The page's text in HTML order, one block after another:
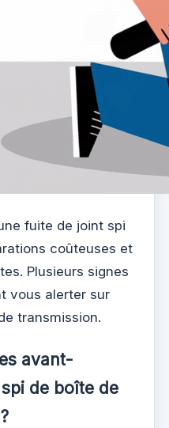
fuite de joint spi
coûteuses et
Plusieurs signes
vous alerter sur
transmission.
avant-
de boîte de